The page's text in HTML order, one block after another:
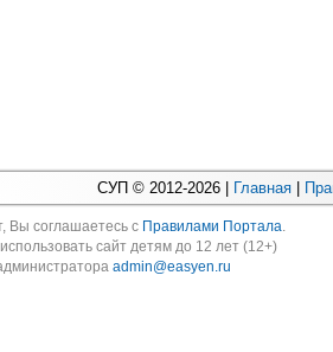
СУП © 2012-2026 | Главная
Вы соглашаетесь с Правилами Портала.
сайт детям до 12 лет (12+)
admin@easyen.ru